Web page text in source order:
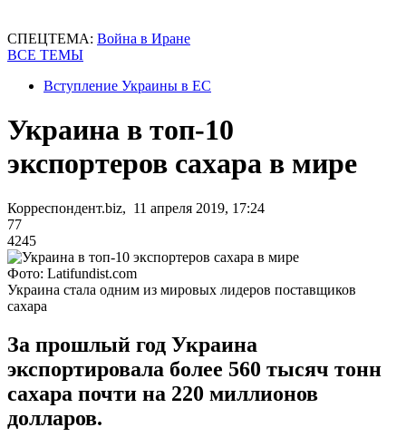
СПЕЦТЕМА: Война в Иране
ВСЕ ТЕМЫ
Вступление Украины в ЕС
Украина в топ-10
экспортеров сахара в мире
Корреспондент.biz, 11 апреля 2019, 17:24
77
4245
Фото: Latifundist.com
Украина стала одним из мировых лидеров поставщиков
сахара
За прошлый год Украина
экспортировала более 560 тысяч тонн
сахара почти на 220 миллионов
долларов.